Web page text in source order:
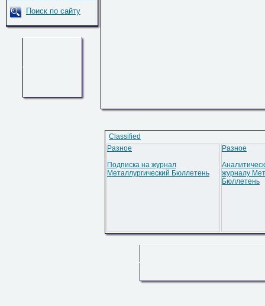
Поиск по сайту
Classified
Разное
Подписка на журнал
Металлургический Бюллетень
Разное
журналу
Бюллетень